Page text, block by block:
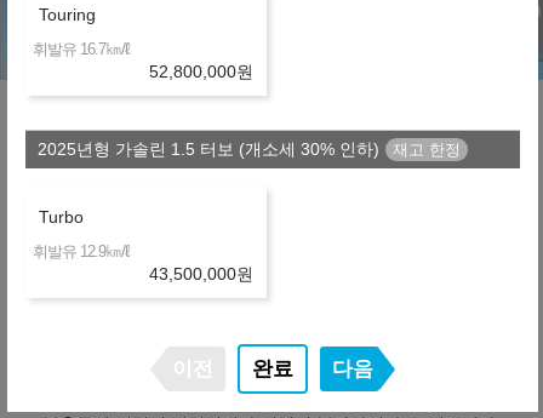
유의사항
- 위 실시간 견적은 할인조건 및 탁송지역, 대리점/딜러사에
따라 달라질 수 있습니다.
- 산출하신 견적이 정확한지 상담을 통해 확인하시기 바랍니
- 만 21세 이상, 면허 소지 1년 이상의 고객만 진행 가능합니
- 금융사(렌트사)별 심사 기준은 다를 수 있으며, 신용 및 소득
Touring
휘발유 16.7㎞/ℓ
52,800,000원
2025년형 가솔린 1.5 터보 (개소세 30% 인하)
Turbo
휘발유 12.9㎞/ℓ
43,500,000원
완료 다음